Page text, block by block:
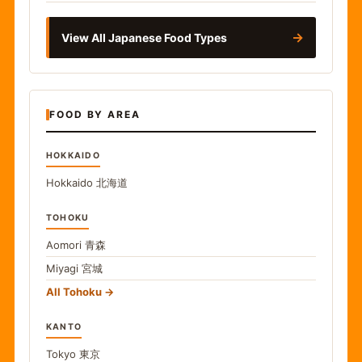
View All Japanese Food Types →
FOOD BY AREA
HOKKAIDO
Hokkaido 北海道
TOHOKU
Aomori 青森
Miyagi 宮城
All Tohoku
KANTO
Tokyo 東京